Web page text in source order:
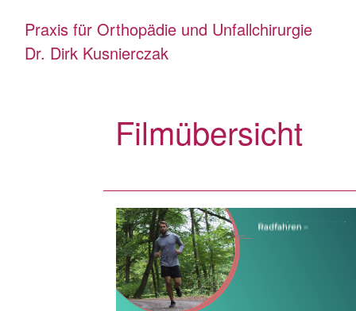
Praxis für Orthopädie und Unfallchirurgie
Dr. Dirk Kusnierczak
Filmübersicht